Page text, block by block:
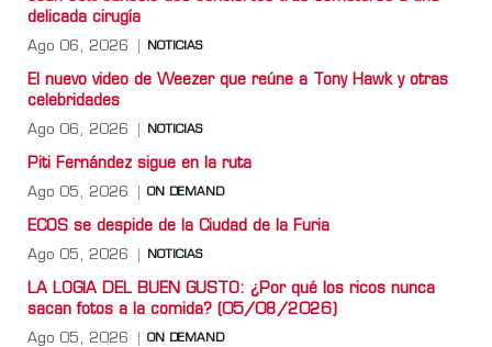
delicada cirugía
Ago 06, 2026 NOTICIAS
El nuevo video de Weezer que reúne a Tony Hawk y otras
celebridades
Ago 06, 2026 NOTICIAS
Piti Fernández sigue en la ruta
Ago 05, 2026 ON DEMAND
ECOS se despide de la Ciudad de la Furia
Ago 05, 2026 NOTICIAS
LA LOGIA DEL BUEN GUSTO: ¿Por qué los ricos nunca
sacan fotos a la comida? (05/08/2026)
Ago 05, 2026 ON DEMAND